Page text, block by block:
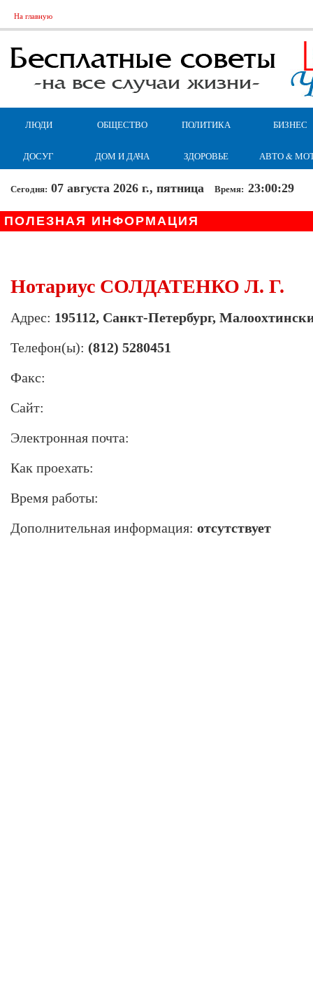
На главную
ЛЮДИ ОБЩЕСТВО ПОЛИТИКА БИЗНЕС
ДОСУГ ДОМ И ДАЧА ЗДОРОВЬЕ АВТО &
Сегодня: 07 августа 2026 г., пятница Время: 23:00:29
ПОЛЕЗНАЯ ИНФОРМАЦИЯ
Нотариус СОЛДАТЕНКО Л. Г.
Адрес: 195112, Санкт-Петербург,
Телефон(ы): (812) 5280451
Факс:
Сайт:
Электронная почта:
Как проехать:
Время работы:
Дополнительная информация: отсутствует